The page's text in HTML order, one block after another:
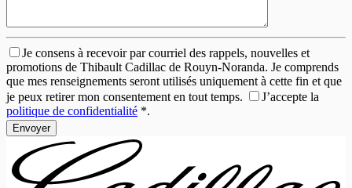
Je consens à recevoir par courriel des rappels, nouvelles et
promotions de Thibault Cadillac de Rouyn-Noranda. Je comprends
que mes renseignements seront utilisés uniquement à cette fin et que
je peux retirer mon consentement en tout temps.
J’accepte la
politique de confidentialité *.